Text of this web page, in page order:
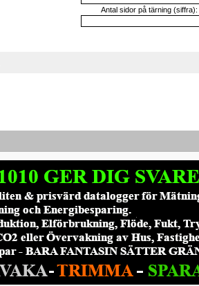
Antal sidor på tärning (siffra):